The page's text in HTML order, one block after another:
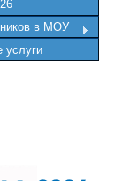
в МОУ
услуги